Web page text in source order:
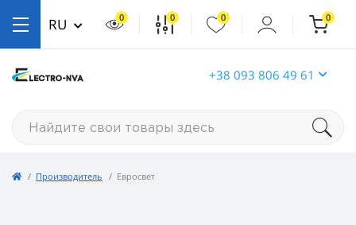
+38 093 806 49 61
RU 0 0 0 0
Производитель Евросвет